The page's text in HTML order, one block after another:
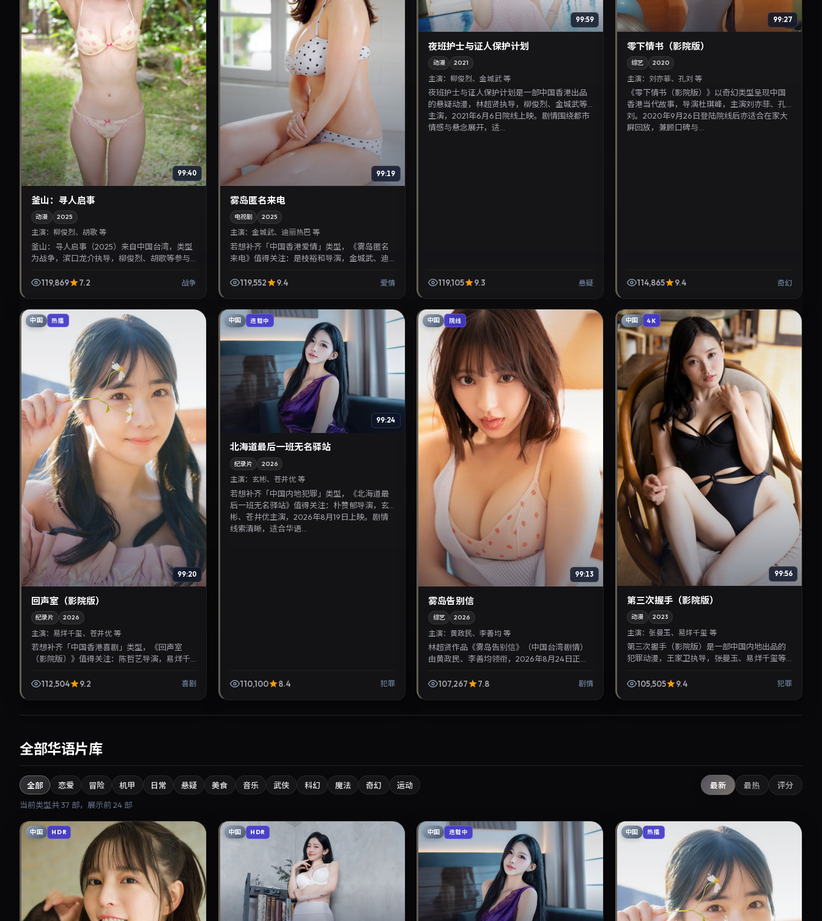
99:40
釜山：寻人启事
动漫 2025
主演： 柳俊烈、胡歌 等
釜山：寻人启事（2025）来自中国台湾，类型
为战争，滨口龙介执导，柳俊烈、胡歌等参与
顾院线观感与...
119,869 7.2 战争
99:19
雾岛匿名来电
电视剧 2025
主演： 金城武、迪丽热巴 等
若想补齐「中国香港爱情」类型，《雾岛匿名
来电》值得关注：是枝裕和导演，金城武、迪
晰，适合华语剧迷...
119,552 9.4 爱情
99:59
夜班护士与证人保护计划
动漫 2021
主演：柳俊烈、金城武 等
夜班护士与证人保护计划是一部中国香港出品
的悬疑动漫，林超贤执导，柳俊烈、金城武等
主演，2021年6月6日院线上映。剧情围绕都市
情感与悬念展开，适...
119,105 9.3 悬疑
99:27
零下情书（影院版）
综艺 2020
主演： 刘亦菲、孔刘 等
《零下情书（影院版）》以奇幻类型呈现中国
香港当代故事，导演杜琪峰，主演刘亦菲、孔
刘。2020年9月26日登陆院线后亦适合在家大
屏回放，兼顾口碑与...
114,865 9.4 奇幻
中国 热播
99:20
回声室（影院版）
纪录片 2026
主演： 易烊千玺、苍井优 等
若想补齐「中国香港喜剧」类型，《回声室
（影院版）》值得关注：陈哲艺导演，易烊千
索清晰，适合华语剧迷...
112,504 9.2 喜剧
中国 连载中
99:24
北海道最后一班无名驿站
纪录片 2026
主演： 玄彬、苍井优 等
若想补齐「中国内地犯罪」类型，《北海道最
后一班无名驿站》值得关注：朴赞郁导演，玄
彬、苍井优主演，2026年8月19日上映。剧情
线索清晰，适合华语...
110,100 8.4 犯罪
中国 院线
99:13
雾岛告别信
综艺 2026
主演：黄政民、李善均 等
林超贤作品《雾岛告别信》（中国台湾·剧情）
由黄政民、李善均领衔，2026年8月24日正式
华语电影与热播华...
107,267 7.8 剧情
中国 4K
99:56
第三次握手（影院版）
动漫 2023
主演： 张曼玉、易烊千玺 等
第三次握手（影院版）是一部中国内地出品的
犯罪动漫，王家卫执导，张曼玉、易烊千玺等
市情感与悬念展开，...
105,505 9.4 犯罪
全部华语片库
全部 恋爱 冒险 机甲 日常 悬疑 美食 音乐 武侠 科幻 魔法 奇幻 运动 最新 最热 评分
当前类型共37 部，展示前24 部
中国 HDR 中国 HDR 中国 连载中 中国 热播